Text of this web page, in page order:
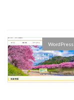
WordPress